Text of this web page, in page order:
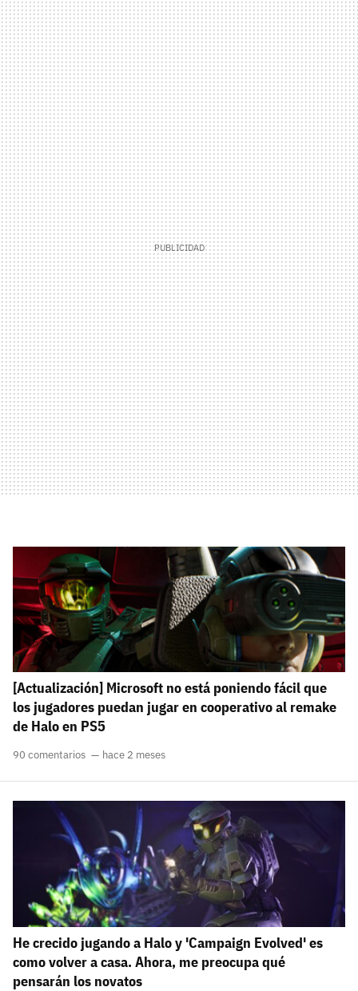
[Actualización] Microsoft no está poniendo fácil que
los jugadores puedan jugar en cooperativo al remake
de Halo en PS5
90 comentarios hace 2 meses
He crecido jugando a Halo y 'Campaign Evolved' es
como volver a casa. Ahora, me preocupa qué
pensarán los novatos